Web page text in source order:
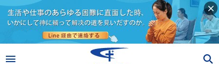
神の働き、神の性質、そして神自身 I.